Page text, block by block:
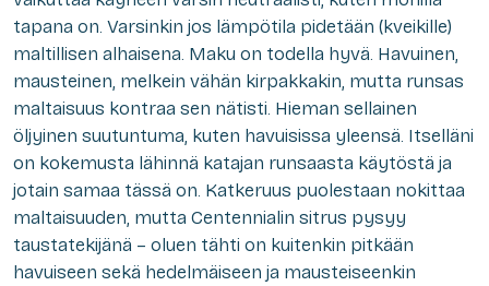
tapana on. Varsinkin jos lämpötila pidetään (kveikille)
maltillisen alhaisena. Maku on todella hyvä. Havuinen,
mausteinen, melkein vähän kirpakkakin, mutta runsas
maltaisuus kontraa sen nätisti. Hieman sellainen
öljyinen suutuntuma, kuten havuisissa yleensä. Itselläni
on kokemusta lähinnä katajan runsaasta käytöstä ja
jotain samaa tässä on. Katkeruus puolestaan nokittaa
maltaisuuden, mutta Centennialin sitrus pysyy
taustatekijänä – oluen tähti on kuitenkin pitkään
havuiseen sekä hedelmäiseen ja mausteiseenkin